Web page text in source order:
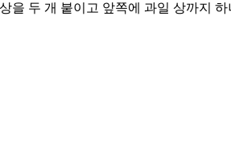
두 개 붙이고 앞쪽에 과일 상까지